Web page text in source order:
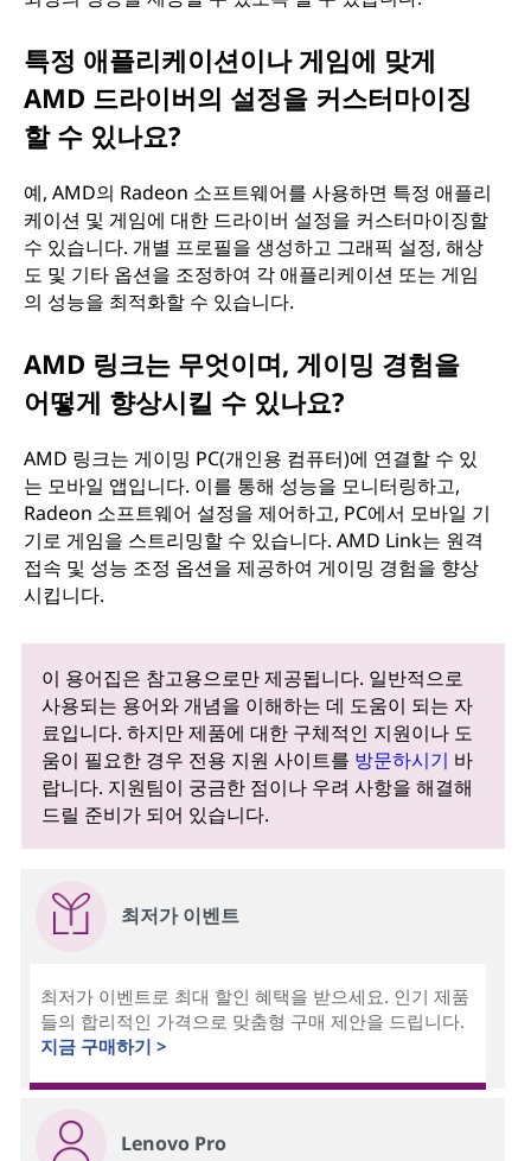
특정 애플리케이션이나 게임에 맞게
AMD 드라이버의 설정을 커스터마이징
할 수 있나요?
예, AMD의 Radeon 소프트웨어를 사용하면 특정 애플리
케이션 및 게임에 대한 드라이버 설정을 커스터마이징할
수 있습니다. 개별 프로필을 생성하고 그래픽 설정, 해상
도 및 기타 옵션을 조정하여 각 애플리케이션 또는 게임
의 성능을 최적화할 수 있습니다.
AMD 링크는 무엇이며, 게이밍 경험을
어떻게 향상시킬 수 있나요?
AMD 링크는 게이밍 PC(개인용 컴퓨터)에 연결할 수 있
는 모바일 앱입니다. 이를 통해 성능을 모니터링하고,
Radeon 소프트웨어 설정을 제어하고, PC에서 모바일 기
기로 게임을 스트리밍할 수 있습니다. AMD Link는 원격
접속 및 성능 조정 옵션을 제공하여 게이밍 경험을 향상
시킵니다.
이 용어집은 참고용으로만 제공됩니다. 일반적으로
사용되는 용어와 개념을 이해하는 데 도움이 되는 자
료입니다. 하지만 제품에 대한 구체적인 지원이나 도
움이 필요한 경우 전용 지원 사이트를 방문하시기 바
랍니다. 지원팀이 궁금한 점이나 우려 사항을 해결해
드릴 준비가 되어 있습니다.
최저가 이벤트
최저가 이벤트로 최대 할인 혜택을 받으세요. 인기 제품
들의 합리적인 가격으로 맞춤형 구매 제안을 드립니다.
지금 구매하기 >
Lenovo Pro